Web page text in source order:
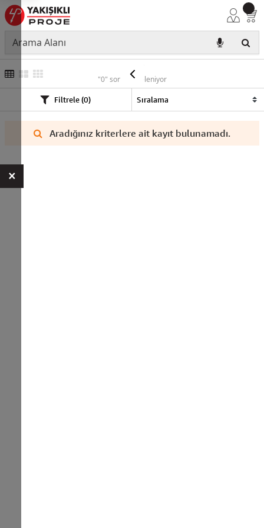
CHİNT
"0" sonuç listeleniyor
Filtrele (0)
Aradığınız kriterlere ait kayıt bulunamadı.
×